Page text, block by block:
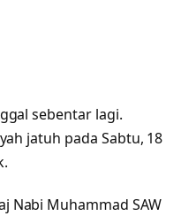
sebentar lagi.
jatuh pada Sabtu, 18
Nabi Muhammad SAW